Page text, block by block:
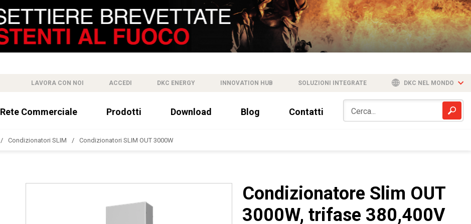
LAVORA CON NOI ACCEDI DKC ENERGY INNOVATION HUB SOLUZIONI INTEGRATE DKC NEL MONDO
Rete Commerciale Prodotti Download Blog Contatti
Condizionatori SLIM Condizionatori SLIM OUT 3000W
Condizionatore Slim OUT
3000W, trifase 380,400V